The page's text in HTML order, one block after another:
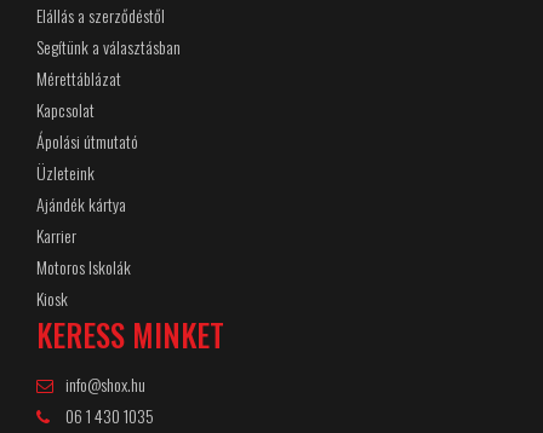
Elállás a szerződéstől
Segítünk a választásban
Mérettáblázat
Kapcsolat
Ápolási útmutató
Üzleteink
Ajándék kártya
Karrier
Motoros Iskolák
Kiosk
KERESS MINKET
info@shox.hu
06 1 430 1035